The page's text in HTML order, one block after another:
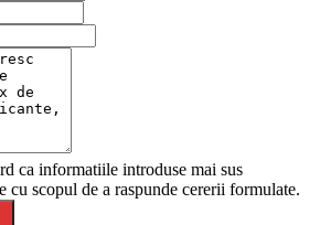
ca informatiile introduse mai sus
cu scopul de a raspunde cererii formulate.